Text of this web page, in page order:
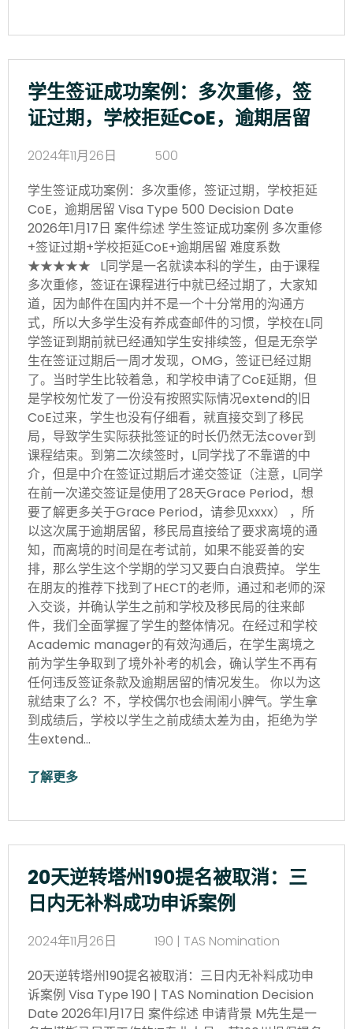
学生签证成功案例：多次重修，签
证过期，学校拒延CoE，逾期居留
2024年11月26日
500
学生签证成功案例：多次重修，签证过期，学校拒延
CoE，逾期居留 Visa Type 500 Decision Date
2026年1月17日 案件综述 学生签证成功案例 多次重修
+签证过期+学校拒延CoE+逾期居留 难度系数
★★★★★ L同学是一名就读本科的学生，由于课程
多次重修，签证在课程进行中就已经过期了，大家知
道，因为邮件在国内并不是一个十分常用的沟通方
式，所以大多学生没有养成查邮件的习惯，学校在L同
学签证到期前就已经通知学生安排续签，但是无奈学
生在签证过期后一周才发现，OMG，签证已经过期
了。当时学生比较着急，和学校申请了CoE延期，但
是学校匆忙发了一份没有按照实际情况extend的旧
CoE过来，学生也没有仔细看，就直接交到了移民
局，导致学生实际获批签证的时长仍然无法cover到
课程结束。到第二次续签时，L同学找了不靠谱的中
介，但是中介在签证过期后才递交签证（注意，L同学
在前一次递交签证是使用了28天Grace Period，想
要了解更多关于Grace Period，请参见xxxx） ，所
以这次属于逾期居留，移民局直接给了要求离境的通
知，而离境的时间是在考试前，如果不能妥善的安
排，那么学生这个学期的学习又要白白浪费掉。 学生
在朋友的推荐下找到了HECT的老师，通过和老师的深
入交谈，并确认学生之前和学校及移民局的往来邮
件，我们全面掌握了学生的整体情况。在经过和学校
Academic manager的有效沟通后，在学生离境之
前为学生争取到了境外补考的机会，确认学生不再有
任何违反签证条款及逾期居留的情况发生。 你以为这
就结束了么？不，学校偶尔也会闹闹小脾气。学生拿
到成绩后，学校以学生之前成绩太差为由，拒绝为学
生extend…
了解更多
20天逆转塔州190提名被取消：三
日内无补料成功申诉案例
2024年11月26日
190 | TAS Nomination
20天逆转塔州190提名被取消：三日内无补料成功申
诉案例 Visa Type 190 | TAS Nomination Decision
Date 2026年1月17日 案件综述 申请背景 M先生是一